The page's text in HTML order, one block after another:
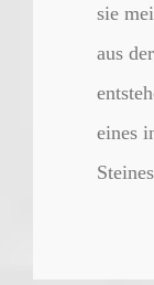
sie
aus
eines